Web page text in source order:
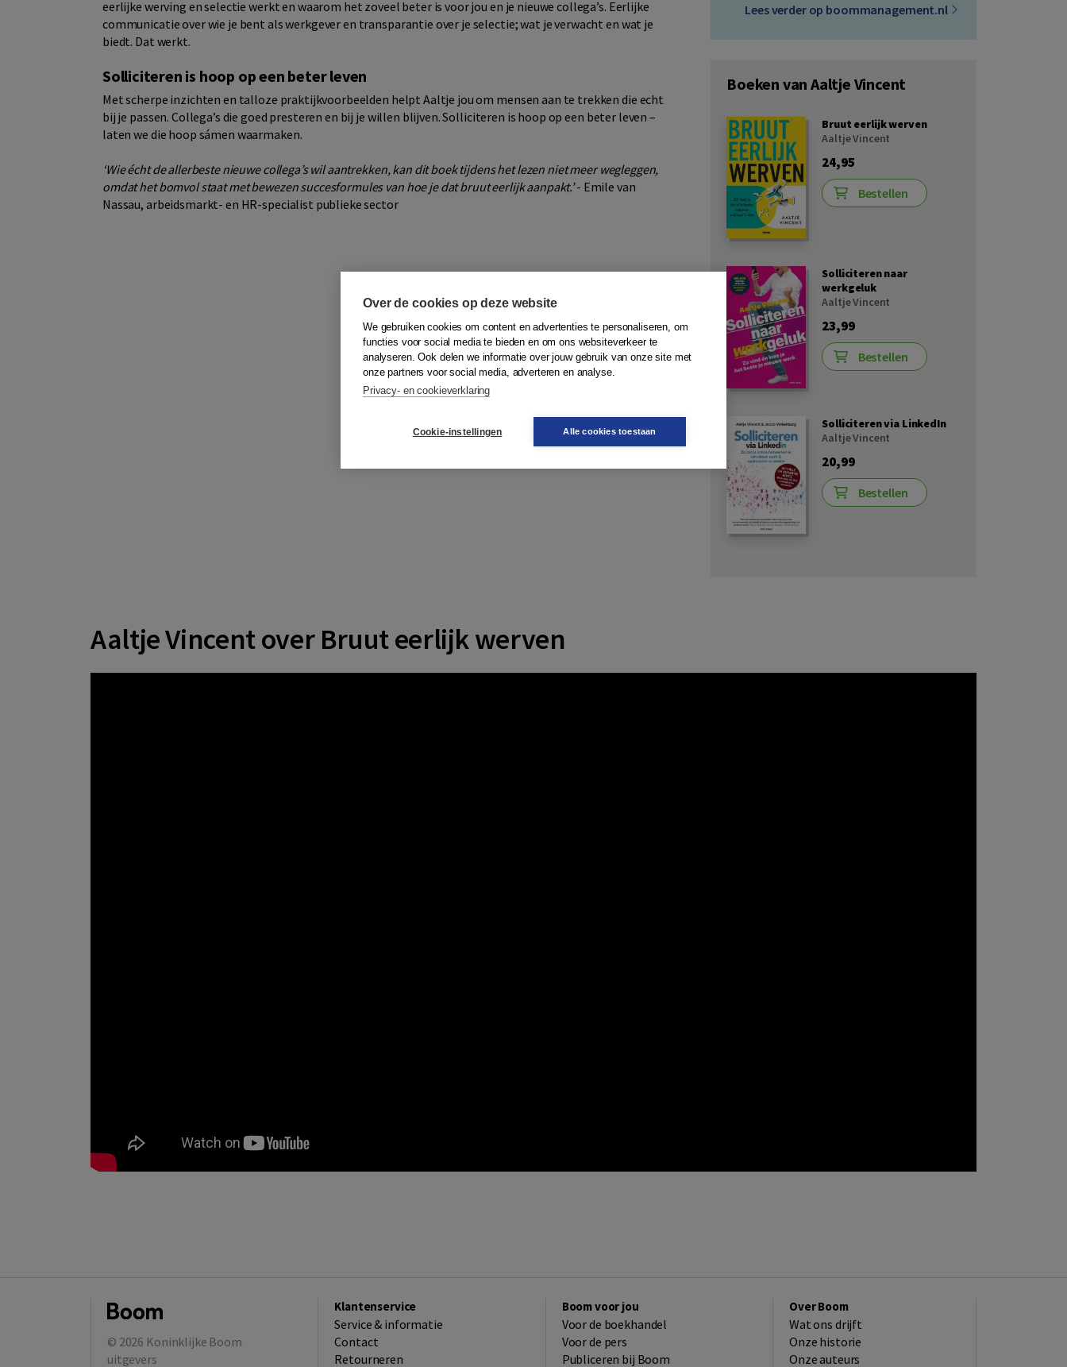
eerlijke werving en selectie werkt en waarom het zoveel beter is voor jou en je nieuwe collega’s. Eerlijke
communicatie over wie je bent als werkgever en transparantie over je selectie; wat je verwacht en wat je
biedt. Dat werkt.
Solliciteren is hoop op een beter leven
Met scherpe inzichten en talloze praktijkvoorbeelden helpt Aaltje jou om mensen aan te trekken die echt
bij je passen. Collega’s die goed presteren en bij je willen blijven. Solliciteren is hoop op een beter leven –
laten we die hoop sámen waarmaken.
‘Wie écht de allerbeste nieuwe collega’s wil aantrekken, kan dit boek tijdens het lezen niet meer wegleggen,
omdat het bomvol staat met bewezen succesformules van hoe je dat bruut eerlijk aanpakt.’- Emile van
Nassau, arbeidsmarkt- en HR-specialist publieke sector
Lees verder op boommanagement.nl
Boeken van Aaltje Vincent
Bruut eerlijk werven
Aaltje Vincent
24,95
Bestellen
Solliciteren naar
werkgeluk
Aaltje Vincent
23,99
Bestellen
Solliciteren via LinkedIn
Aaltje Vincent
20,99
Bestellen
Aaltje Vincent over Bruut eerlijk werven
© 2026 Koninklijke Boom
uitgevers
Klantenservice
Service & informatie
Contact
Retourneren
Boom voor jou
Voor de boekhandel
Voor de pers
Publiceren bij Boom
Over Boom
Wat ons drijft
Onze historie
Onze auteurs
Over de cookies op deze website
We gebruiken cookies om content en advertenties te personaliseren, om
functies voor social media te bieden en om ons websiteverkeer te
analyseren. Ook delen we informatie over jouw gebruik van onze site met
onze partners voor social media, adverteren en analyse.
Privacy- en cookieverklaring
Cookie-instellingen Alle cookies toestaan